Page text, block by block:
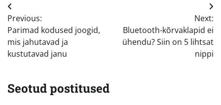
Navigeerimine
Previous:
Parimad kodused joogid,
mis jahutavad ja
kustutavad janu
Next:
Bluetooth-kõrvaklapid ei
ühendu? Siin on 5 lihtsat
nippi
Seotud postitused